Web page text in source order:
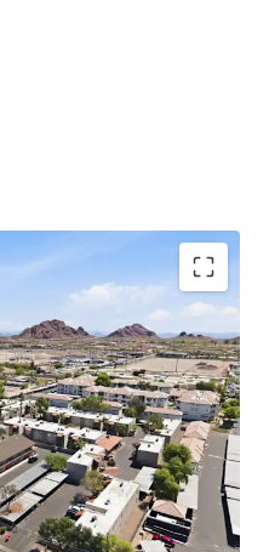
Central Phoenix Locations
Plans Averaging 879
Years
with Value-Add
or as a Portfolio